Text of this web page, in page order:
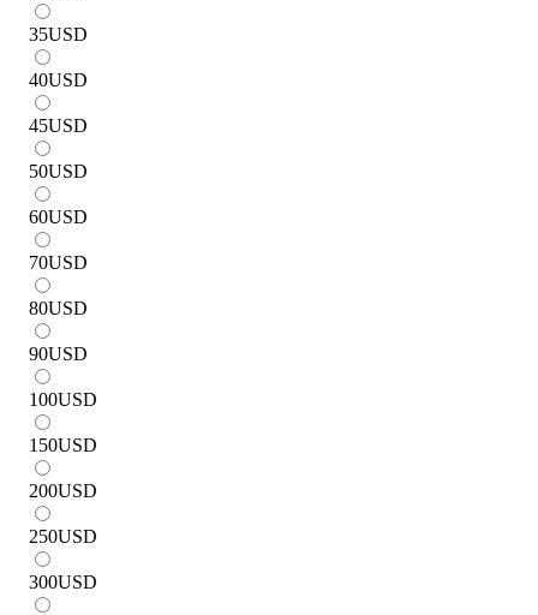
35USD
40USD
45USD
50USD
60USD
70USD
80USD
90USD
100USD
150USD
200USD
250USD
300USD